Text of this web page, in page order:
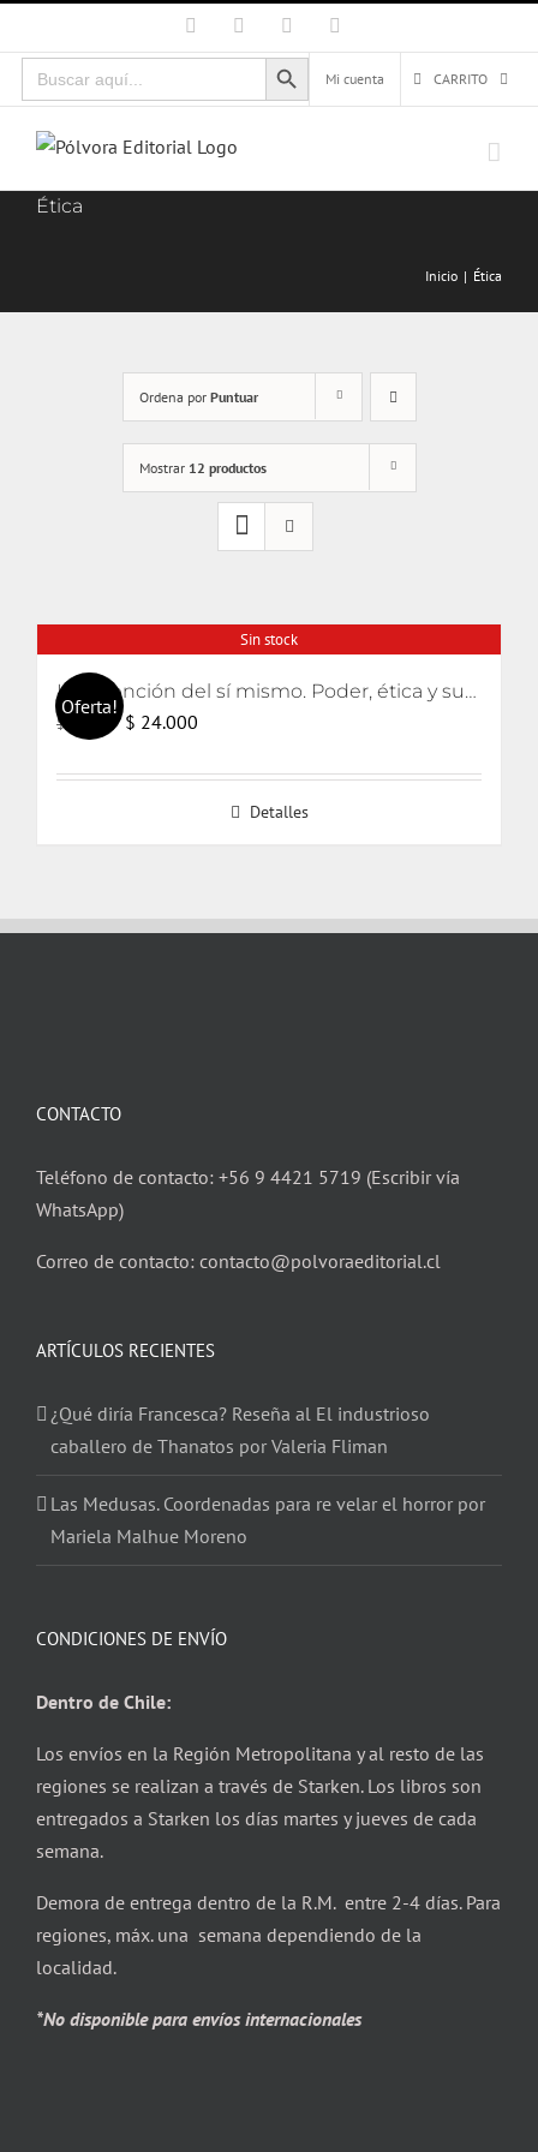
al
contenido
Facebook Instagram
Buscar:
Botón de búsqueda
Mi cuenta
CARRITO
Ética
Inicio Ética
Ordena por Puntuar
Mostrar 12 productos
Sin stock
Oferta!
La invención del sí mismo. Poder, ética y subjetivación
$
El
original
$ 24.000
actual
Detalles
CONTACTO
Teléfono de contacto: +56 9 4421 5719 (Escribir vía
WhatsApp)
Correo de contacto: contacto@polvoraeditorial.cl
ARTÍCULOS RECIENTES
¿Qué diría Francesca? Reseña al El industrioso
caballero de Thanatos por Valeria Fliman
Las Medusas. Coordenadas para re velar el horror por
Mariela Malhue Moreno
CONDICIONES DE ENVÍO
Dentro de Chile:
Los envíos en la Región Metropolitana y al resto de las
regiones se realizan a través de Starken. Los libros son
entregados a Starken los días martes y jueves de cada
semana.
Demora de entrega dentro de la R.M. entre 2-4 días. Para
regiones, máx. una semana dependiendo de la
localidad.
*No disponible para envíos internacionales